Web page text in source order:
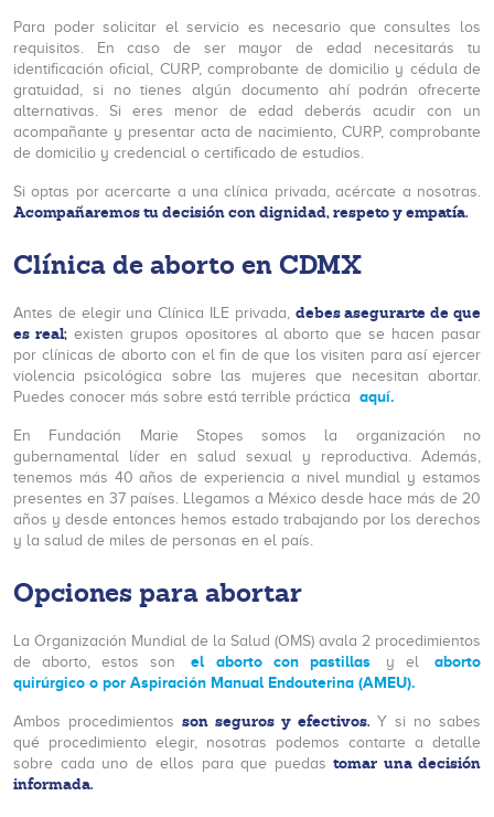
Para poder solicitar el servicio es necesario que consultes los
requisitos. En caso de ser mayor de edad necesitarás tu
identificación oficial, CURP, comprobante de domicilio y cédula de
gratuidad, si no tienes algún documento ahí podrán ofrecerte
alternativas. Si eres menor de edad deberás acudir con un
acompañante y presentar acta de nacimiento, CURP, comprobante
de domicilio y credencial o certificado de estudios.
Si optas por acercarte a una clínica privada, acércate a nosotras.
Acompañaremos tu decisión con dignidad, respeto y empatía.
Clínica de aborto en CDMX
Antes de elegir una Clínica ILE privada, debes asegurarte de que
es real;existen grupos opositores al aborto que se hacen pasar
por clínicas de aborto con el fin de que los visiten para así ejercer
violencia psicológica sobre las mujeres que necesitan abortar.
Puedes conocer más sobre está terrible práctica aquí.
En Fundación Marie Stopes somos la organización no
gubernamental líder en salud sexual y reproductiva. Además,
tenemos más 40 años de experiencia a nivel mundial y estamos
presentes en 37 países. Llegamos a México desde hace más de 20
años y desde entonces hemos estado trabajando por los derechos
y la salud de miles de personas en el país.
Opciones para abortar
La Organización Mundial de la Salud (OMS) avala 2 procedimientos
de aborto, estos son
el aborto con pastillas y el
aborto
quirúrgico o por Aspiración Manual Endouterina (AMEU).
Ambos procedimientos son seguros y efectivos. Y si no sabes
qué procedimiento elegir, nosotras podemos contarte a detalle
sobre cada uno de ellos para que puedas tomar una decisión
informada.